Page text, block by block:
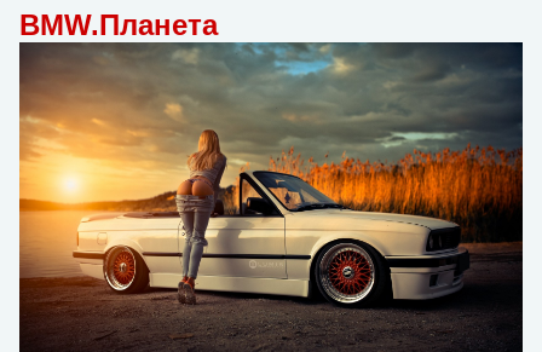
BMW.Планета